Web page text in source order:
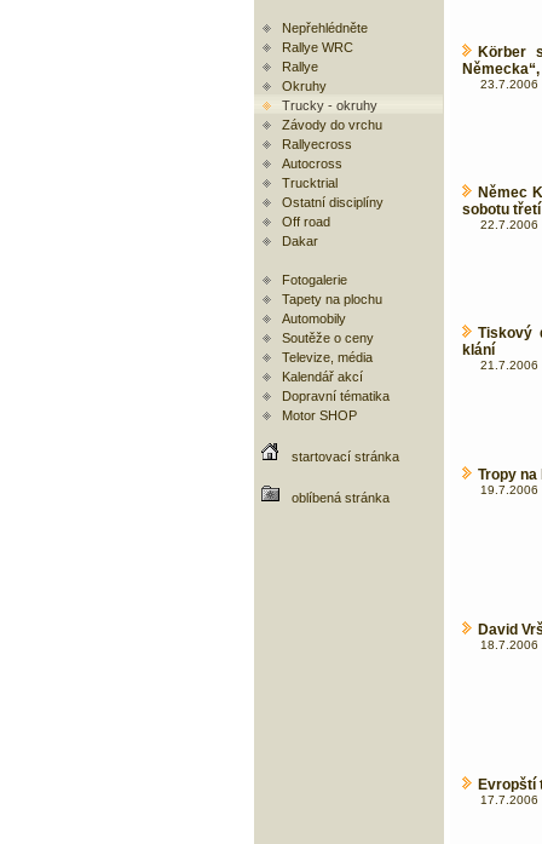
Nepřehlédněte
Rallye WRC
Rallye
Okruhy
Trucky - okruhy
Závody do vrchu
Rallyecross
Autocross
Trucktrial
Ostatní disciplíny
Off road
Dakar
Fotogalerie
Tapety na plochu
Automobily
Soutěže o ceny
Televize, média
Kalendář akcí
Dopravní tématika
Motor SHOP
startovací stránka
oblíbená stránka
Körber
23.7.2006
Němec
sobotu třetí
22.7.2006
Tiskový
klání
21.7.2006
Tropy
19.7.2006
David
18.7.2006
Evropští
17.7.2006